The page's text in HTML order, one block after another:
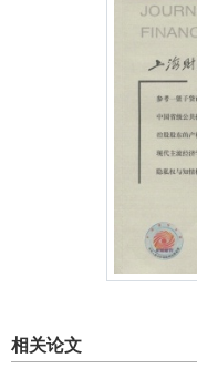
相关论文